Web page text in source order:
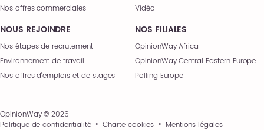
Nos offres commerciales
Vidéo
NOUS REJOINDRE
Nos étapes de recrutement
Environnement de travail
Nos offres d’emplois et de stages
NOS FILIALES
OpinionWay Africa
OpinionWay Central Eastern Europe
Polling Europe
OpinionWay © 2026
Politique de confidentialité
Charte cookies Mentions légales